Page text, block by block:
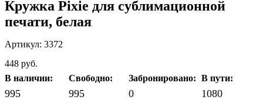
Кружка Pixie для сублимационной
печати, белая
Артикул: 3372
448 руб.
В наличии:
995
Свободно:
995
Забронировано:
0
В пути:
1080